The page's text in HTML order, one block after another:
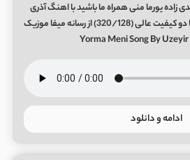
زاده یورما منی همراه ما باشید با اهنگ آذری
یورما منی از اوزیر مهدی زاده با دو کیفیت عالی (320/128) از رسانه میفا موزیک
Yorma Meni Song By
ادامه و دانلود